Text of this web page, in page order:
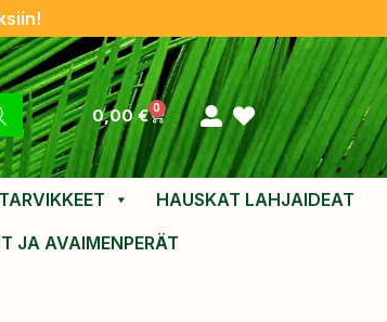
0,00€ 0
HAUSKAT LAHJAIDEAT
JA AVAIMENPERÄT